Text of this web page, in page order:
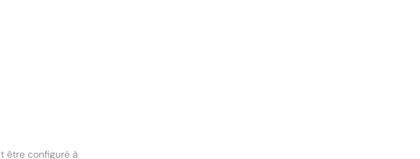
être configuré à